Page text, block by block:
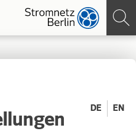
sind wir
der Bürger*innen so früh
DE EN